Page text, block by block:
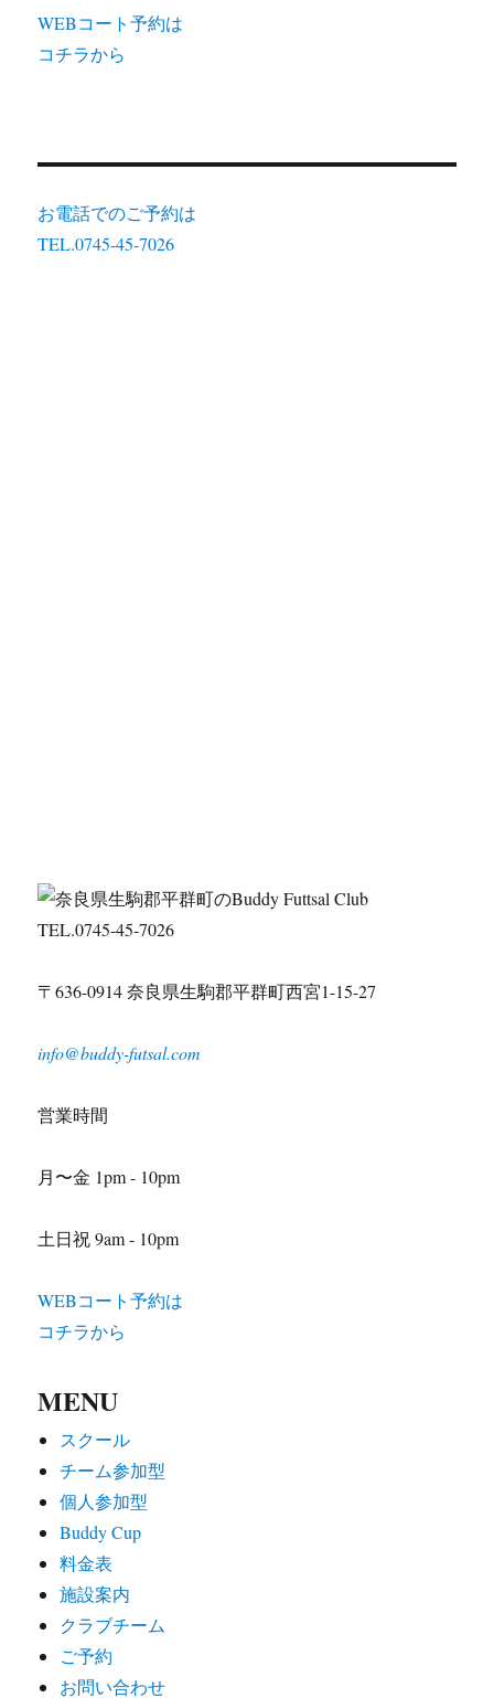
WEBコート予約は
コチラから
お電話でのご予約は
TEL.0745-45-7026
TEL.0745-45-7026
〒636-0914 奈良県生駒郡平群町西宮1-15-27
info@buddy-futsal.com
営業時間
月〜金 1pm - 10pm
土日祝 9am - 10pm
WEBコート予約は
コチラから
MENU
スクール
チーム参加型
個人参加型
Buddy Cup
料金表
施設案内
クラブチーム
ご予約
お問い合わせ